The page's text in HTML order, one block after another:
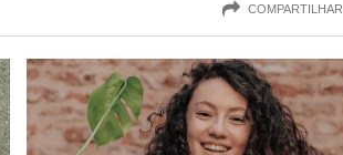
COMPARTILHAR